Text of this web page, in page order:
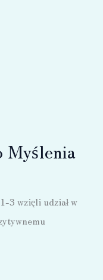
Myślenia
3 wzięli udział w